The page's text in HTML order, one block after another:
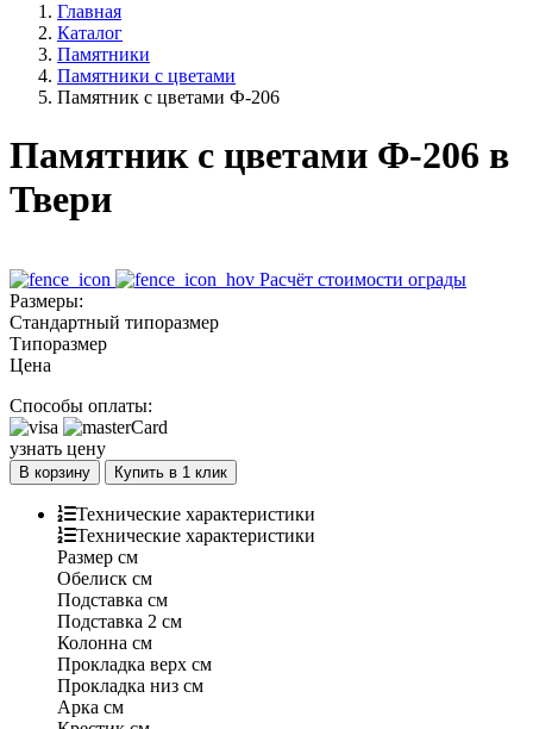
Главная
Каталог
Памятники
Памятники с цветами
Памятник с цветами Ф-206
Памятник с цветами Ф-206 в
Твери
Расчёт стоимости ограды
Размеры:
Стандартный типоразмер
Типоразмер
Цена
Способы оплаты:
узнать цену
В корзину Купить в 1 клик
Технические характеристики
Технические характеристики
Размер см
Обелиск см
Подставка см
Подставка 2 см
Колонна см
Прокладка верх см
Прокладка низ см
Арка см